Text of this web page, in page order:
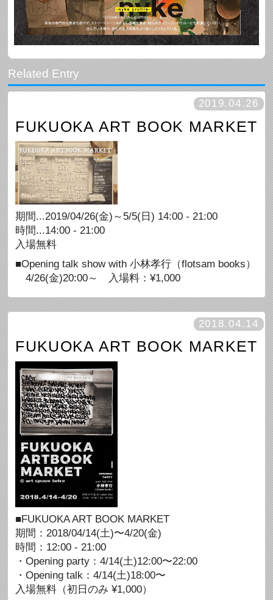
2019.04.26
FUKUOKA ART BOOK MARKET
期間...2019/04/26(金)～5/5(日) 14:00 - 21:00
時間...14:00 - 21:00
入場無料
■Opening talk show with 小林孝行（flotsam books）
4/26(金)20:00～ 入場料：¥1,000
2018.04.14
FUKUOKA ART BOOK MARKET
■FUKUOKA ART BOOK MARKET
期間：2018/04/14(土)〜4/20(金)
時間：12:00 - 21:00
・Opening party：4/14(土)12:00〜22:00
・Opening talk：4/14(土)18:00〜
入場無料（初日のみ ¥1,000）